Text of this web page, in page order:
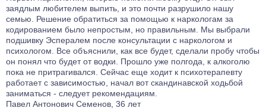
заядлым любителем выпить, и это почти разрушило нашу
семью. Решение обратиться за помощью к наркологам за
кодированием было непростым, но правильным. Мы выбрали
подшивку Эспералем после консультации с наркологом и
психологом. Все объяснили, как все будет, сделали пробу чтобы
он понял что будет от водки. Прошло уже полгода, к алкоголю
пока не притрагивался. Сейчас еще ходит к психотерапевту
работает с зависимостью, начал вот скандинавской ходьбой
заниматься - следует рекомендациям.
Павел Антонович Семенов, 36 лет